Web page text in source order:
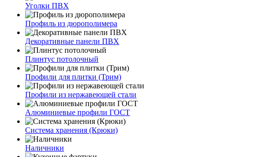
Уголки ПВХ
Профиль из дюрополимера
Декоративные панели ПВХ
Плинтус потолочный
Профили для плитки (Трим)
Профили из нержавеющей стали
Алюминиевые профили ГОСТ
Система хранения (Крюки)
Наличники